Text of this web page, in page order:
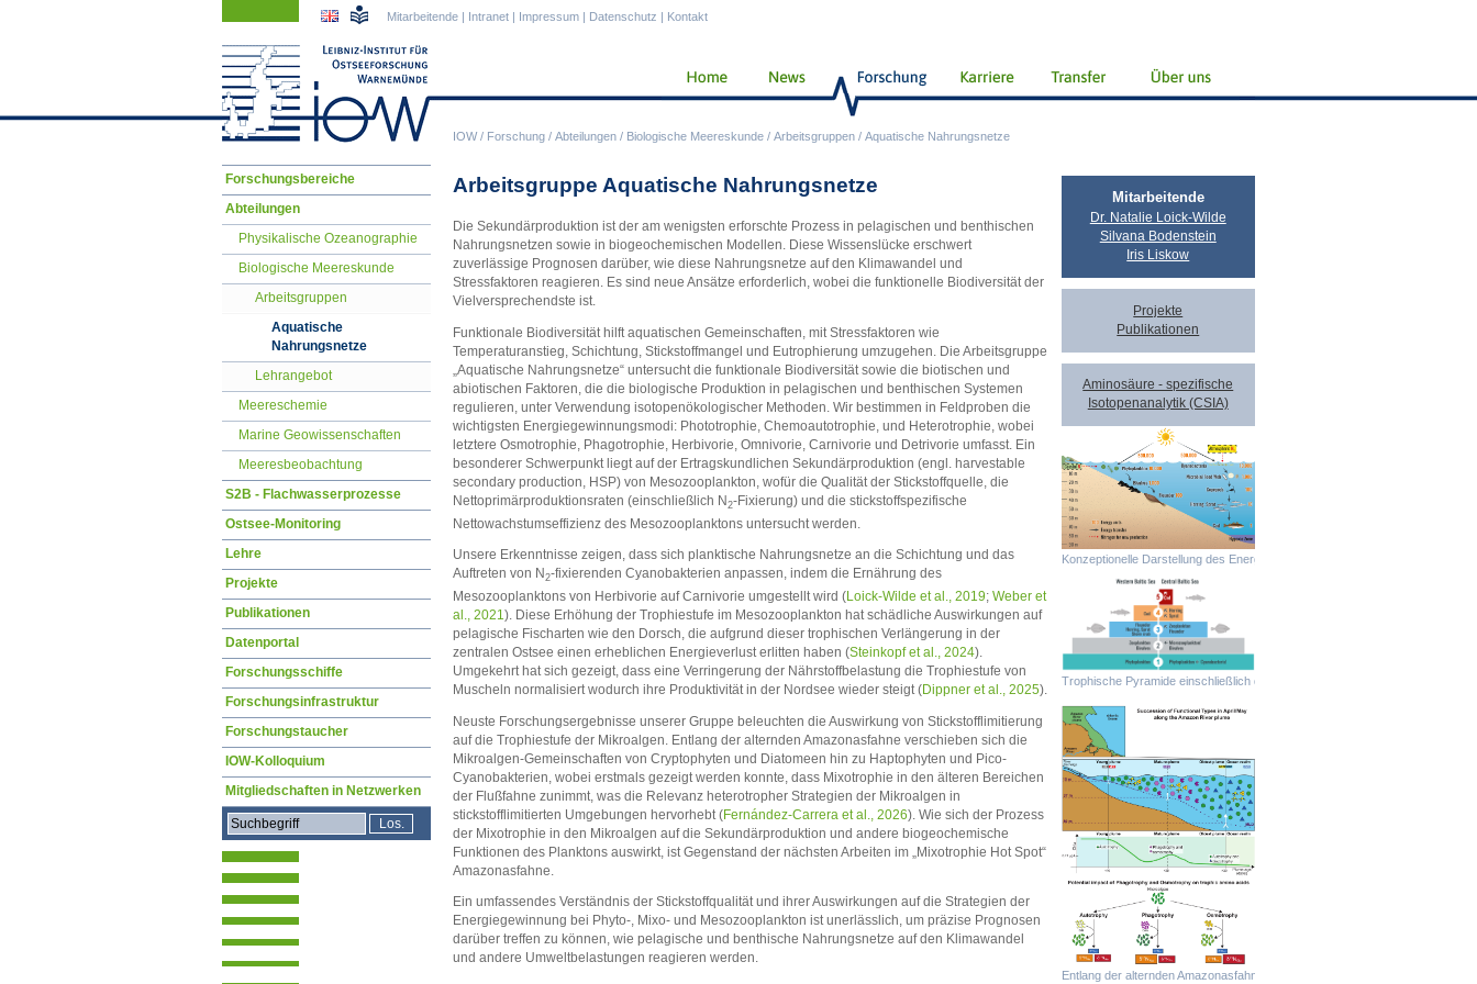
IOW/ Forschung / Abteilungen / Biologische Meereskunde / Arbeitsgruppen / Aquatische Nahrungsnetze
Mitarbeitende | Intranet | Impressum | Datenschutz | Kontakt
Arbeitsgruppe Aquatische Nahrungsnetze
Die Sekundärproduktion ist der am wenigsten erforschte Prozess in pelagischen und benthischen
Nahrungsnetzen sowie in biogeochemischen Modellen. Diese Wissenslücke erschwert
zuverlässige Prognosen darüber, wie diese Nahrungsnetze auf den Klimawandel und
Stressfaktoren reagieren. Es sind neue Ansätze erforderlich, wobei die funktionelle Biodiversität der
Vielversprechendste ist.
Funktionale Biodiversität hilft aquatischen Gemeinschaften, mit Stressfaktoren wie
Temperaturanstieg, Schichtung, Stickstoffmangel und Eutrophierung umzugehen. Die Arbeitsgruppe
„Aquatische Nahrungsnetze“ untersucht die funktionale Biodiversität sowie die biotischen und
abiotischen Faktoren, die die biologische Produktion in pelagischen und benthischen Systemen
regulieren, unter Verwendung isotopenökologischer Methoden. Wir bestimmen in Feldproben die
wichtigsten Energiegewinnungsmodi: Phototrophie, Chemoautotrophie, und Heterotrophie, wobei
letztere Osmotrophie, Phagotrophie, Herbivorie, Omnivorie, Carnivorie und Detrivorie umfasst. Ein
besonderer Schwerpunkt liegt auf der Ertragskundlichen Sekundärproduktion (engl. harvestable
secondary production, HSP) von Mesozooplankton, wofür die Qualität der Stickstoffquelle, die
Nettoprimärproduktionsraten (einschließlich N2-Fixierung) und die stickstoffspezifische
Nettowachstumseffizienz des Mesozooplanktons untersucht werden.
Unsere Erkenntnisse zeigen, dass sich planktische Nahrungsnetze an die Schichtung und das
Auftreten von N2-fixierenden Cyanobakterien anpassen, indem die Ernährung des
Mesozooplanktons von Herbivorie auf Carnivorie umgestellt wird (Loick-Wilde et al., 2019; Weber et
al., 2021 ). Diese Erhöhung der Trophiestufe im Mesozooplankton hat schädliche Auswirkungen auf
pelagische Fischarten wie den Dorsch, die aufgrund dieser trophischen Verlängerung in der
zentralen Ostsee einen erheblichen Energieverlust erlitten haben (Steinkopf et al., 2024).
Umgekehrt hat sich gezeigt, dass eine Verringerung der Nährstoffbelastung die Trophiestufe von
Muscheln normalisiert wodurch ihre Produktivität in der Nordsee wieder steigt (Dippner et al., 2025).
Neuste Forschungsergebnisse unserer Gruppe beleuchten die Auswirkung von Stickstofflimitierung
auf die Trophiestufe der Mikroalgen. Entlang der alternden Amazonasfahne verschieben sich die
Mikroalgen-Gemeinschaften von Cryptophyten und Diatomeen hin zu Haptophyten und Pico-
Cyanobakterien, wobei erstmals gezeigt werden konnte, dass Mixotrophie in den älteren Bereichen
der Flußfahne zunimmt, was die Relevanz heterotropher Strategien der Mikroalgen in
stickstofflimitierten Umgebungen hervorhebt (Fernández-Carrera et al., 2026). Wie sich der Prozess
der Mixotrophie in den Mikroalgen auf die Sekundärproduktion und andere biogeochemische
Funktionen des Planktons auswirkt, ist Gegenstand der nächsten Arbeiten im „Mixotrophie Hot Spot“
Amazonasfahne.
Ein umfassendes Verständnis der Stickstoffqualität und ihrer Auswirkungen auf die Strategien der
Energiegewinnung bei Phyto-, Mixo- und Mesozooplankton ist unerlässlich, um präzise Prognosen
darüber treffen zu können, wie pelagische und benthische Nahrungsnetze auf den Klimawandel
und andere Umweltbelastungen reagieren werden.
Mitarbeitende
Dr. Natalie Loick-Wilde
Silvana Bodenstein
Iris Liskow
Projekte
Publikationen
Aminosäure - spezifische
Isotopenanalytik (CSIA)
Konzeptionelle Darstellung des Energietransfers in benthische und
Trophische Pyramide einschließlich der trophischen Positionen (TPs) von
Entlang der alternden Amazonasfahne verschieben sich die Mikroalgen-
Navigation
überspringen
Forschungsbereiche
Abteilungen
Physikalische Ozeanographie
Biologische Meereskunde
Arbeitsgruppen
Aquatische
Nahrungsnetze
Lehrangebot
Meereschemie
Marine Geowissenschaften
Meeresbeobachtung
S2B - Flachwasserprozesse
Ostsee-Monitoring
Lehre
Projekte
Publikationen
Datenportal
Forschungsschiffe
Forschungsinfrastruktur
Forschungstaucher
IOW-Kolloquium
Mitgliedschaften in Netzwerken